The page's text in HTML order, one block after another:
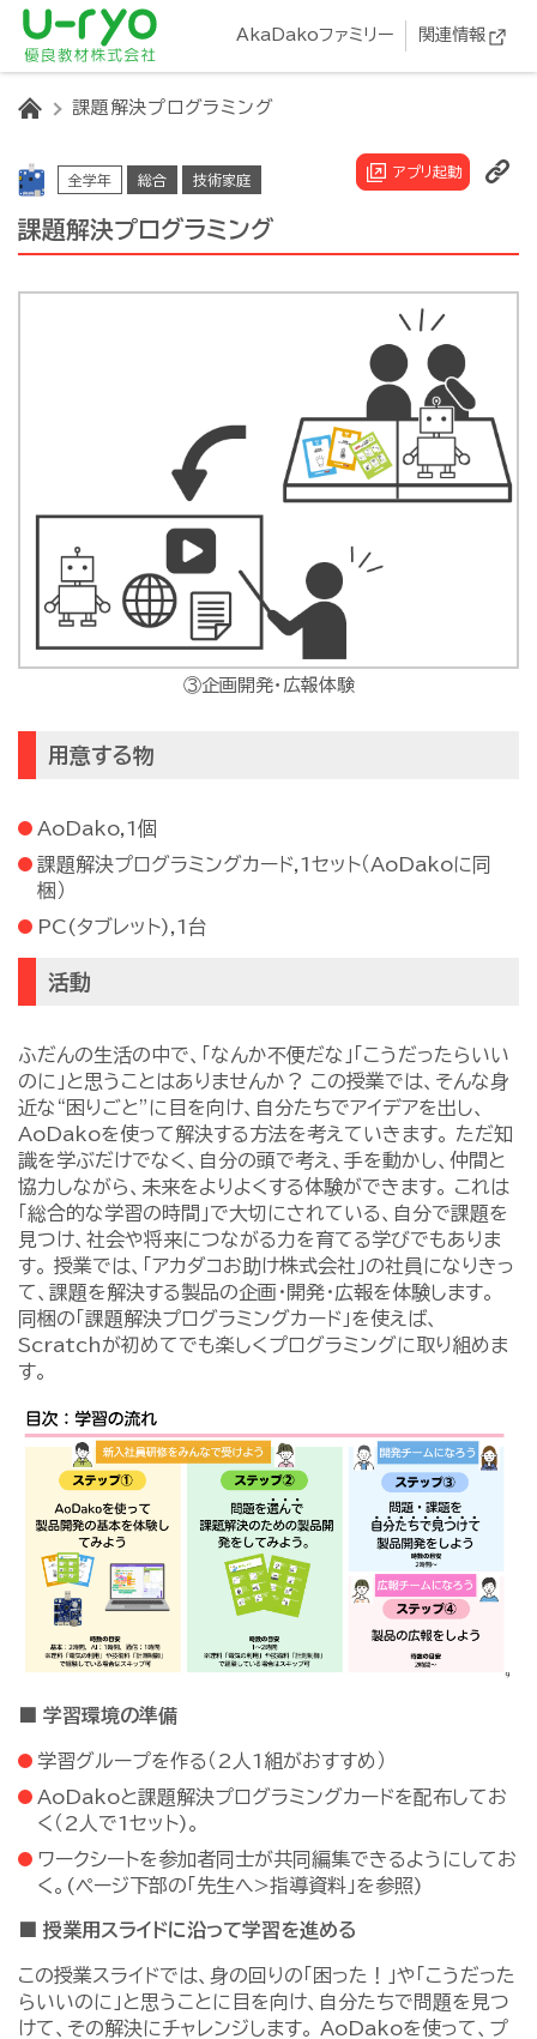
AkaDakoファミリー 関連情報
HOME
課題解決プログラミング
全学年 総合 技術家庭
課題解決プログラミング
アプリ起動
③企画開発・広報体験
用意する物
AoDako,1個
課題解決プログラミングカード,1セット（AoDakoに同
梱）
PC(タブレット),1台
活動
ふだんの生活の中で、「なんか不便だな」「こうだったらいい
のに」と思うことはありませんか？ この授業では、そんな身
近な“困りごと”に目を向け、自分たちでアイデアを出し、
AoDakoを使って解決する方法を考えていきます。 ただ知
識を学ぶだけでなく、自分の頭で考え、手を動かし、仲間と
協力しながら、未来をよりよくする体験ができます。 これは
「総合的な学習の時間」で大切にされている、自分で課題を
見つけ、社会や将来につながる力を育てる学びでもありま
す。 授業では、「アカダコお助け株式会社」の社員になりきっ
て、課題を解決する製品の企画・開発・広報を体験します。
同梱の「課題解決プログラミングカード」を使えば、
Scratchが初めてでも楽しくプログラミングに取り組めま
す。
■ 学習環境の準備
学習グループを作る（2人1組がおすすめ）
AoDakoと課題解決プログラミングカードを配布してお
く（2人で1セット)。
ワークシートを参加者同士が共同編集できるようにしてお
く。(ページ下部の「先生へ>指導資料」を参照)
■ 授業用スライドに沿って学習を進める
この授業スライドでは、身の回りの「困った！」や「こうだった
らいいのに」と思うことに目を向け、自分たちで問題を見つ
けて、その解決にチャレンジします。 AoDakoを使って、プ